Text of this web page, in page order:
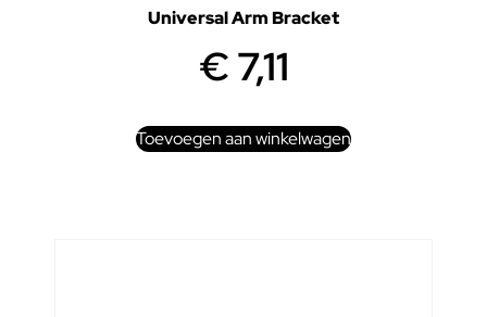
Universal Arm Bracket
€7,11
Toevoegen aan winkelwagen